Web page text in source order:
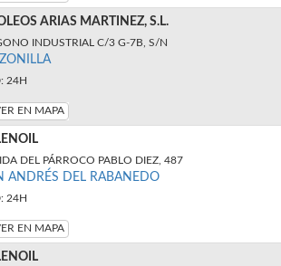
ARIAS MARTINEZ, S.L.
INDUSTRIAL C/3 G-7B, S/N
24H
EN MAPA
DEL PÁRROCO PABLO DIEZ, 487
ANDRÉS DEL RABANEDO
24H
EN MAPA